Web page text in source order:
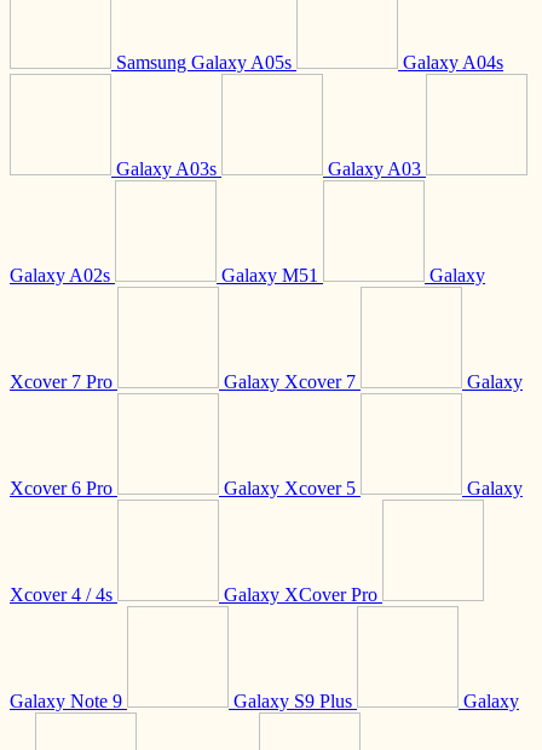
Samsung Galaxy A05s Galaxy A04s
Galaxy A03s Galaxy A03
Galaxy A02s Galaxy M51 Galaxy
Xcover 7 Pro Galaxy Xcover 7 Galaxy
Xcover 6 Pro Galaxy Xcover 5 Galaxy
Xcover 4 / 4s Galaxy XCover Pro
Galaxy Note 9 Galaxy S9 Plus Galaxy